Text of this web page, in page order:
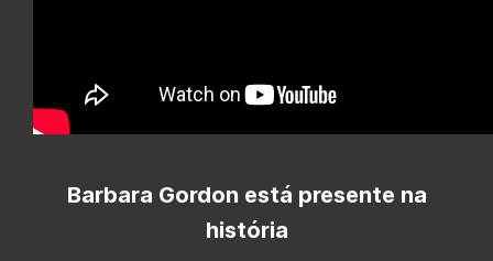
Barbara Gordon está presente na
história